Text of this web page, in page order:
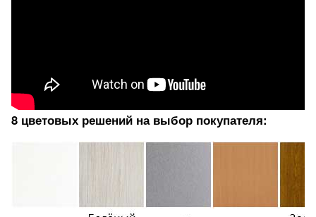
8 цветовых решений на выбор покупателя: